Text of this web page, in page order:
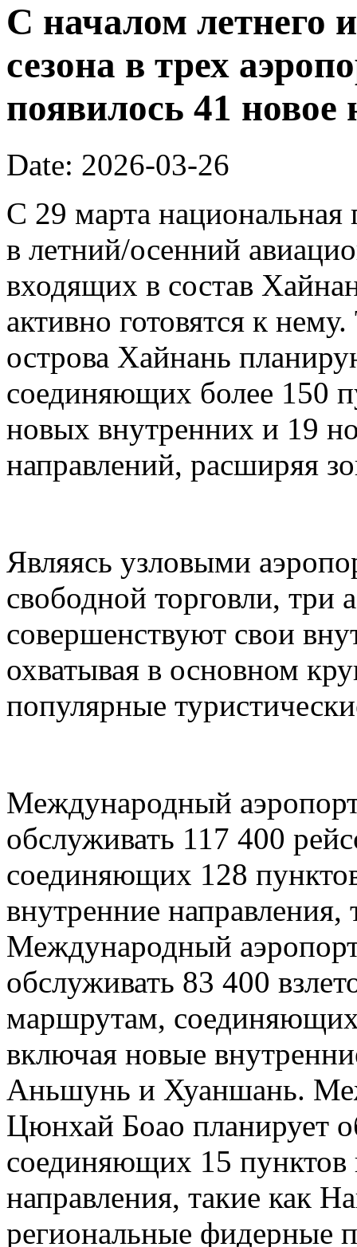
С началом летнего
сезона в трех
появилось 41 новое
Date: 2026-03-26
С 29 марта национальная
в летний/осенний
входящих в состав
активно готовятся к
острова Хайнань
соединяющих более 150
новых внутренних и 19
направлений, расширяя
Являясь узловыми
свободной торговли, три
совершенствуют свои
охватывая в основном
популярные
Международный
обслуживать 117 400
соединяющих 128
внутренние
Международный
обслуживать 83 400
маршрутам, соединяющих
включая новые
Аньшунь и Хуаншань.
Цюнхай Боао планирует
соединяющих 15 пунктов
направления, такие как
региональные фидерные